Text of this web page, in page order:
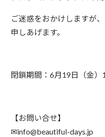
ご迷惑をおかけしますが
申しあげます。
閉鎖期間：6月19日（金
【お問い合せ】
✉info@beautiful-days.jp